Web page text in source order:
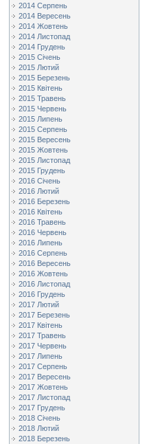
2014 Серпень
2014 Вересень
2014 Жовтень
2014 Листопад
2014 Грудень
2015 Січень
2015 Лютий
2015 Березень
2015 Квітень
2015 Травень
2015 Червень
2015 Липень
2015 Серпень
2015 Вересень
2015 Жовтень
2015 Листопад
2015 Грудень
2016 Січень
2016 Лютий
2016 Березень
2016 Квітень
2016 Травень
2016 Червень
2016 Липень
2016 Серпень
2016 Вересень
2016 Жовтень
2016 Листопад
2016 Грудень
2017 Лютий
2017 Березень
2017 Квітень
2017 Травень
2017 Червень
2017 Липень
2017 Серпень
2017 Вересень
2017 Жовтень
2017 Листопад
2017 Грудень
2018 Січень
2018 Лютий
2018 Березень